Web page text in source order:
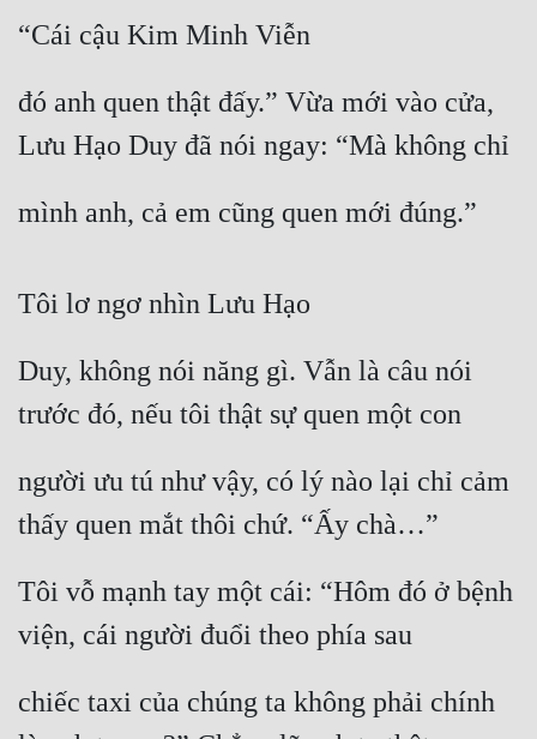
“Cái cậu Kim Minh Viễn
đó anh quen thật đấy.” Vừa mới vào cửa,
Lưu Hạo Duy đã nói ngay: “Mà không chỉ
mình anh, cả em cũng quen mới đúng.”
Tôi lơ ngơ nhìn Lưu Hạo
Duy, không nói năng gì. Vẫn là câu nói
trước đó, nếu tôi thật sự quen một con
người ưu tú như vậy, có lý nào lại chỉ cảm
thấy quen mắt thôi chứ. “Ấy chà…”
Tôi vỗ mạnh tay một cái: “Hôm đó ở bệnh
viện, cái người đuổi theo phía sau
chiếc taxi của chúng ta không phải chính